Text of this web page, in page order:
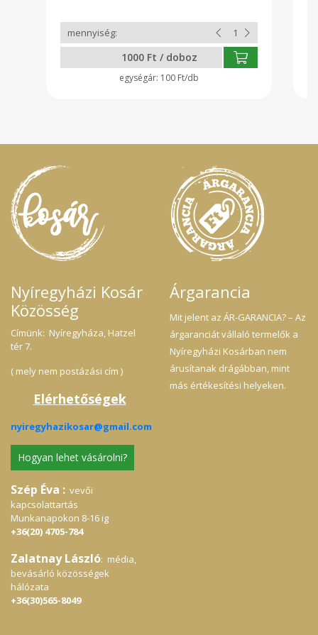
kiegészítve zöldséggel lucernával fűvel
tápmentesen. Tojásaink az év minden
napján elérhetőek nem csak szezonálisan
igyekezve a minőséget minden évszakban
fenntartva! Tojás Mérete: 53-63g közöttiek
1000 Ft / doboz
100 Ft/db
Nyíregyházi Kosár
Közösség
Címünk: Nyíregyháza, Hatzel
tér 7.
( mely nem postázási cím )
Elérhetőségek
nyiregyhazikosar@gmail.com
Hogyan lehet vásárolni?
Szép Éva : vevői
kapcsolattartás
Munkanapokon 8-16 ig
+36(20) 4705-784
Zalatnay László: média,
bevásárló közösségek
hálózata
+36(30)565-8049
Árgarancia
Mit jelent az ÁR-GARANCIA? – Az
árgaranciát vállaló termelők a
Nyíregyházi Kosárban nem
árusítanak drágábban, mint
más értékesítési helyeken.